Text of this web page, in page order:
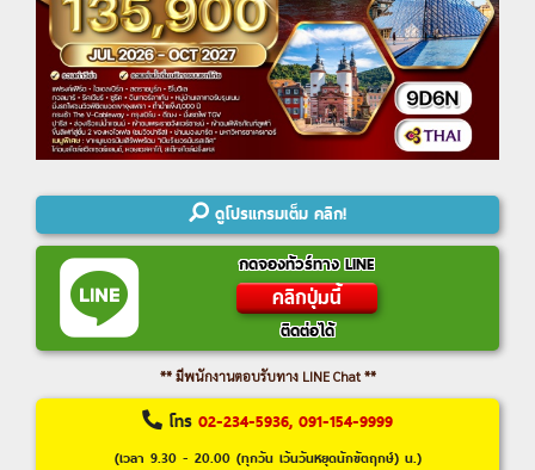
ดูโปรแกรมเต็ม คลิก!
กดจองทัวร์ทาง LINE
คลิกปุ่มนี้
ติดต่อได้
** มีพนักงานตอบรับทาง LINE Chat **
โทร 02-234-5936, 091-154-9999
(เวลา 9.30 - 20.00 (ทุกวัน เว้นวันหยุดนักขัตฤกษ์) น.)